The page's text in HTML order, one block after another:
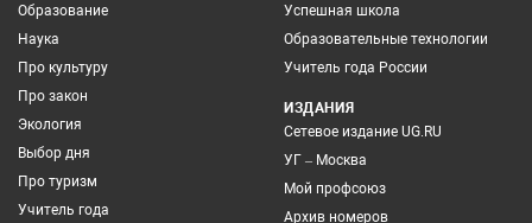
Образование
Наука
Про культуру
Про закон
Экология
Выбор дня
Про туризм
Учитель года
Успешная школа
Образовательные технологии
Учитель года России
ИЗДАНИЯ
Сетевое издание UG.RU
УГ – Москва
Мой профсоюз
Архив номеров